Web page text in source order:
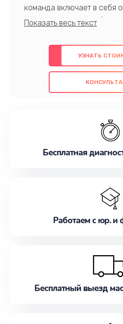
команда включает в себя
профессионалов с
предлагаем быстрый и
использованием
также гарантируем
проведенных работ. Наша
наилучшим образом. Не
УЗНАТЬ
Бесплатная
Работаем с юр. и
Бесплатный выезд